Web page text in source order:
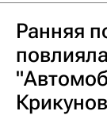
Ранняя
Крикунов